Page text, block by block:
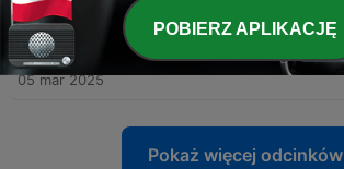
18 lis 2025
22 - Do you remember - Ane Brun
05 mar 2025
Pokaż więcej odcinków
POBIERZ APLIKACJĘ